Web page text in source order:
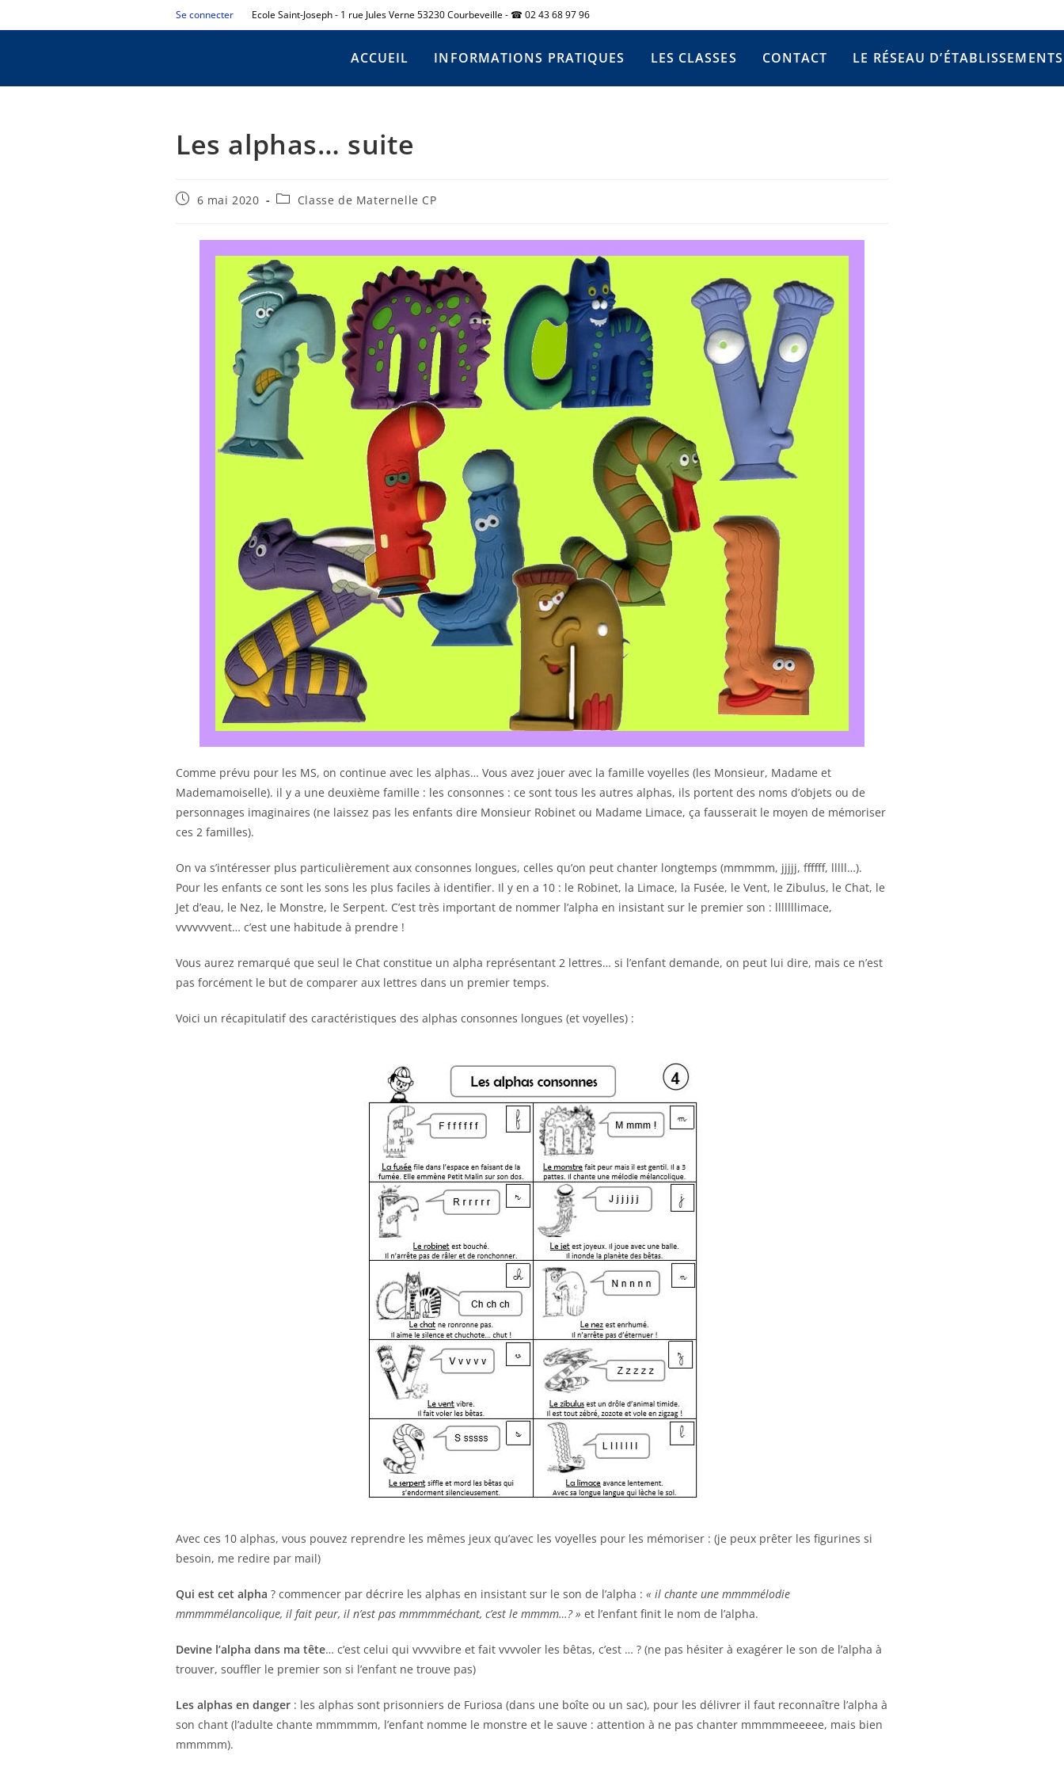
Se connecter Ecole Saint-Joseph - 1 rue Jules Verne 53230 Courbeveille - ☎ 02 43 68 97 96
ACCUEIL INFORMATIONS PRATIQUES LES CLASSES CONTACT LE RÉSEAU D’ÉTABLISSEMENTS
Les alphas… suite
6 mai 2020 Classe de Maternelle CP
Comme prévu pour les MS, on continue avec les alphas… Vous avez jouer avec la famille voyelles (les Monsieur, Madame et
Mademamoiselle). il y a une deuxième famille : les consonnes : ce sont tous les autres alphas, ils portent des noms d’objets ou de
personnages imaginaires (ne laissez pas les enfants dire Monsieur Robinet ou Madame Limace, ça fausserait le moyen de mémoriser
ces 2 familles).
On va s’intéresser plus particulièrement aux consonnes longues, celles qu’on peut chanter longtemps (mmmmm, jjjjj, ffffff, lllll…).
Pour les enfants ce sont les sons les plus faciles à identifier. Il y en a 10 : le Robinet, la Limace, la Fusée, le Vent, le Zibulus, le Chat, le
Jet d’eau, le Nez, le Monstre, le Serpent. C’est très important de nommer l’alpha en insistant sur le premier son : lllllllimace,
vvvvvvvent… c’est une habitude à prendre !
Vous aurez remarqué que seul le Chat constitue un alpha représentant 2 lettres… si l’enfant demande, on peut lui dire, mais ce n’est
pas forcément le but de comparer aux lettres dans un premier temps.
Voici un récapitulatif des caractéristiques des alphas consonnes longues (et voyelles) :
Avec ces 10 alphas, vous pouvez reprendre les mêmes jeux qu’avec les voyelles pour les mémoriser : (je peux prêter les figurines si
besoin, me redire par mail)
Qui est cet alpha ? commencer par décrire les alphas en insistant sur le son de l’alpha : « il chante une mmmmélodie
mmmmmélancolique, il fait peur, il n’est pas mmmmméchant, c’est le mmmm…? » et l’enfant finit le nom de l’alpha.
Devine l’alpha dans ma tête… c’est celui qui vvvvvibre et fait vvvvoler les bêtas, c’est … ? (ne pas hésiter à exagérer le son de l’alpha à
trouver, souffler le premier son si l’enfant ne trouve pas)
Les alphas en danger : les alphas sont prisonniers de Furiosa (dans une boîte ou un sac), pour les délivrer il faut reconnaître l’alpha à
son chant (l’adulte chante mmmmmm, l’enfant nomme le monstre et le sauve : attention à ne pas chanter mmmmmeeeee, mais bien
mmmmm).